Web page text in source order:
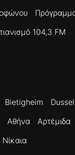
104,3 FM
Bietigheim
Αθήνα Αρτέμιδα
Νίκαια